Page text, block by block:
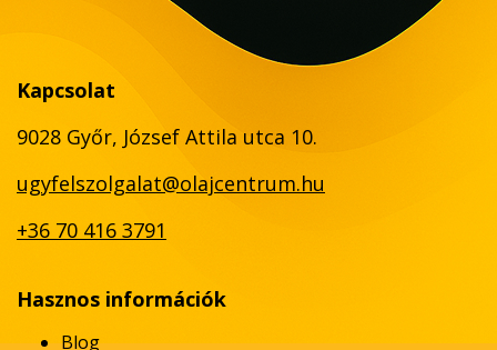
Kapcsolat
9028 Győr, József Attila utca 10.
ugyfelszolgalat@olajcentrum.hu
+36 70 416 3791
Hasznos információk
Blog